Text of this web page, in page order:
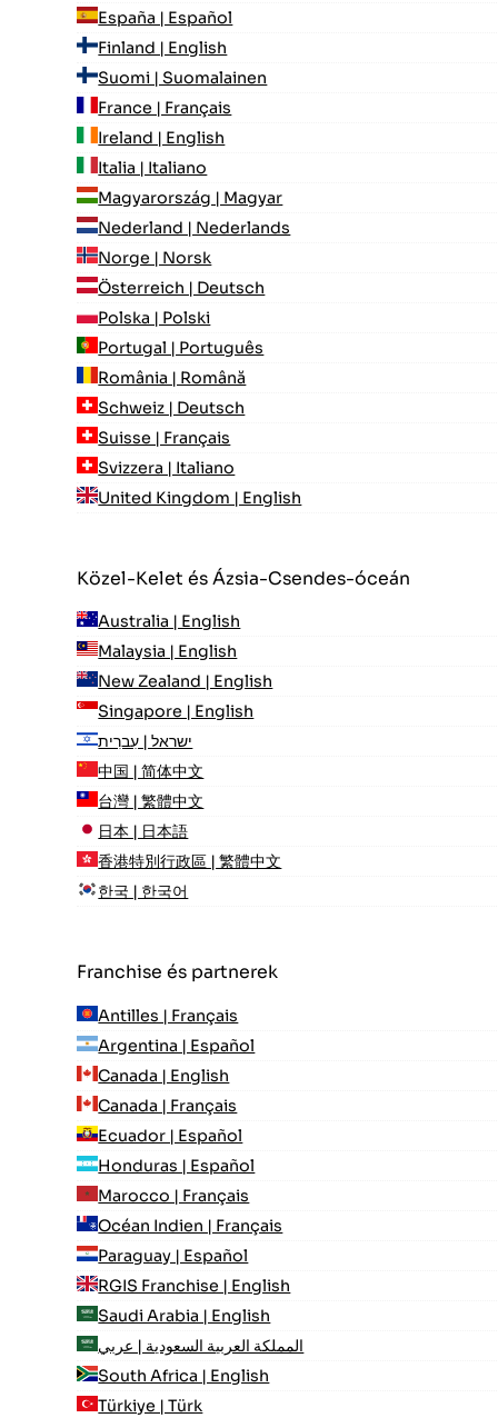
España | Español
Finland | English
Suomi | Suomalainen
France | Français
Ireland | English
Italia | Italiano
Magyarország | Magyar
Nederland | Nederlands
Norge | Norsk
Österreich | Deutsch
Polska | Polski
Portugal | Português
România | Română
Schweiz | Deutsch
Suisse | Français
Svizzera | Italiano
United Kingdom | English
Közel-Kelet és Ázsia-Csendes-óceán
Australia | English
Malaysia | English
New Zealand | English
Singapore | English
ישראל | עִברִית
中国 | 简体中文
台灣 | 繁體中文
日本 | 日本語
香港特別行政區 | 繁體中文
한국 | 한국어
Franchise és partnerek
Antilles | Français
Argentina | Español
Canada | English
Canada | Français
Ecuador | Español
Honduras | Español
Marocco | Français
Océan Indien | Français
Paraguay | Español
RGIS Franchise | English
Saudi Arabia | English
المملكة العربية السعودية | عربي
South Africa | English
Türkiye | Türk